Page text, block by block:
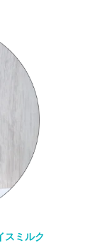
スミルク